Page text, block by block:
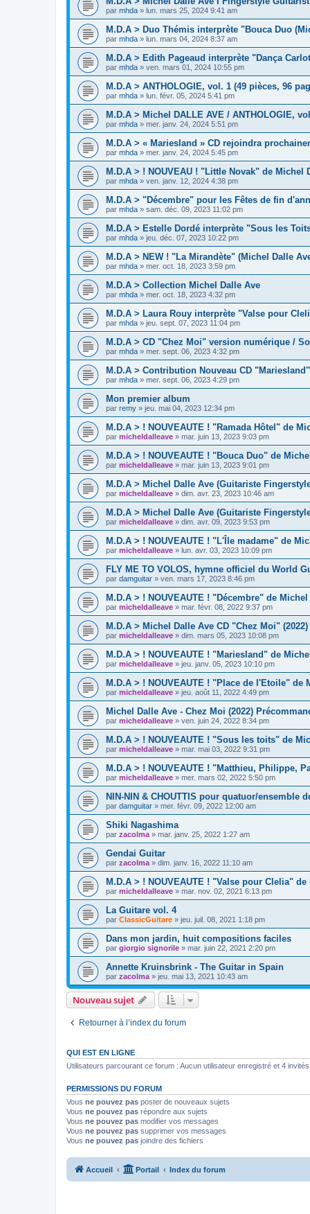
par mhda » lun. mars 25, 2024 9:41 am
M.D.A > Duo Thémis interprète "Bouca Duo
par mhda » lun. mars 04, 2024 8:37 am
M.D.A > Edith Pageaud interprète "Dança
par mhda » ven. mars 01, 2024 10:55 pm
M.D.A > ANTHOLOGIE, vol. 1 (49 pièces, 96
par mhda » lun. févr. 05, 2024 5:41 pm
M.D.A > Michel DALLE AVE / ANTHOLOGIE,
par mhda » mer. janv. 24, 2024 5:51 pm
M.D.A > « Mariesland » CD rejoindra
par mhda » mer. janv. 24, 2024 5:45 pm
M.D.A > ! NOUVEAU ! "Little Novak" de Michel
par mhda » ven. janv. 12, 2024 4:38 pm
M.D.A > "Décembre" pour les Fêtes de fin
par mhda » sam. déc. 09, 2023 11:02 pm
M.D.A > Estelle Dordé interprète "Sous les
par mhda » jeu. déc. 07, 2023 10:22 pm
M.D.A > NEW ! "La Mirandète" (Michel Dalle
par mhda » mer. oct. 18, 2023 3:59 pm
M.D.A > Collection Michel Dalle Ave
par mhda » mer. oct. 18, 2023 4:32 pm
M.D.A > Laura Rouy interprète "Valse pour
par mhda » jeu. sept. 07, 2023 11:04 pm
M.D.A > CD "Chez Moi" version numérique /
par mhda » mer. sept. 06, 2023 4:32 pm
M.D.A > Contribution Nouveau CD "Mariesland"
par mhda » mer. sept. 06, 2023 4:29 pm
Mon premier album
par remy » jeu. mai 04, 2023 12:34 pm
M.D.A > ! NOUVEAUTE ! "Ramada Hôtel" de
par micheldalleave » mar. juin 13, 2023 9:03 pm
M.D.A > ! NOUVEAUTE ! "Bouca Duo" de
par micheldalleave » mar. juin 13, 2023 9:01 pm
M.D.A > Michel Dalle Ave (Guitariste
par micheldalleave » dim. avr. 23, 2023 10:46 am
M.D.A > Michel Dalle Ave (Guitariste
par micheldalleave » dim. avr. 09, 2023 9:53 pm
M.D.A > ! NOUVEAUTE ! "L'Île madame" de
par micheldalleave » lun. avr. 03, 2023 10:09 pm
FLY ME TO VOLOS, hymne officiel du World
par damguitar » ven. mars 17, 2023 8:46 pm
M.D.A > ! NOUVEAUTE ! "Décembre" de
par micheldalleave » mar. févr. 08, 2022 9:37 pm
M.D.A > Michel Dalle Ave CD "Chez Moi"
par micheldalleave » dim. mars 05, 2023 10:08 pm
M.D.A > ! NOUVEAUTE ! "Mariesland" de
par micheldalleave » jeu. janv. 05, 2023 10:10 pm
M.D.A > ! NOUVEAUTE ! "Place de l'Etoile" de
par micheldalleave » jeu. août 11, 2022 4:49 pm
Michel Dalle Ave - Chez Moi (2022)
par micheldalleave » ven. juin 24, 2022 8:34 pm
M.D.A > ! NOUVEAUTE ! "Sous les toits" de
par micheldalleave » mar. mai 03, 2022 9:31 pm
M.D.A > ! NOUVEAUTE ! "Matthieu, Philippe,
par micheldalleave » mer. mars 02, 2022 5:50 pm
NIN-NIN & CHOUTTIS pour quatuor/ensemble
par damguitar » mer. févr. 09, 2022 12:00 am
Shiki Nagashima
par zacolma » mar. janv. 25, 2022 1:27 am
Gendai Guitar
par zacolma » dim. janv. 16, 2022 11:10 am
M.D.A > ! NOUVEAUTE ! "Valse pour Clelia"
par micheldalleave » mar. nov. 02, 2021 6:13 pm
La Guitare vol. 4
par ClassicGuitare » jeu. juil. 08, 2021 1:18 pm
Dans mon jardin, huit compositions faciles
par giorgio signorile » mar. juin 22, 2021 2:20 pm
Annette Kruinsbrink - The Guitar in Spain
par zacolma » jeu. mai 13, 2021 10:43 am
Nouveau sujet
Retourner à l’index du forum
QUI EST EN LIGNE
Utilisateurs parcourant ce forum : Aucun utilisateur enregistré et 4 invités
PERMISSIONS DU FORUM
Vous ne pouvez pas poster de nouveaux sujets
Vous ne pouvez pas répondre aux sujets
Vous ne pouvez pas modifier vos messages
Vous ne pouvez pas supprimer vos messages
Vous ne pouvez pas joindre des fichiers
Accueil Portail Index du forum